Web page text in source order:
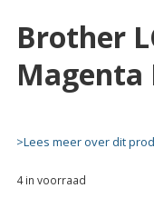
Brother
Magenta
>Lees meer over dit
4 in voorraad